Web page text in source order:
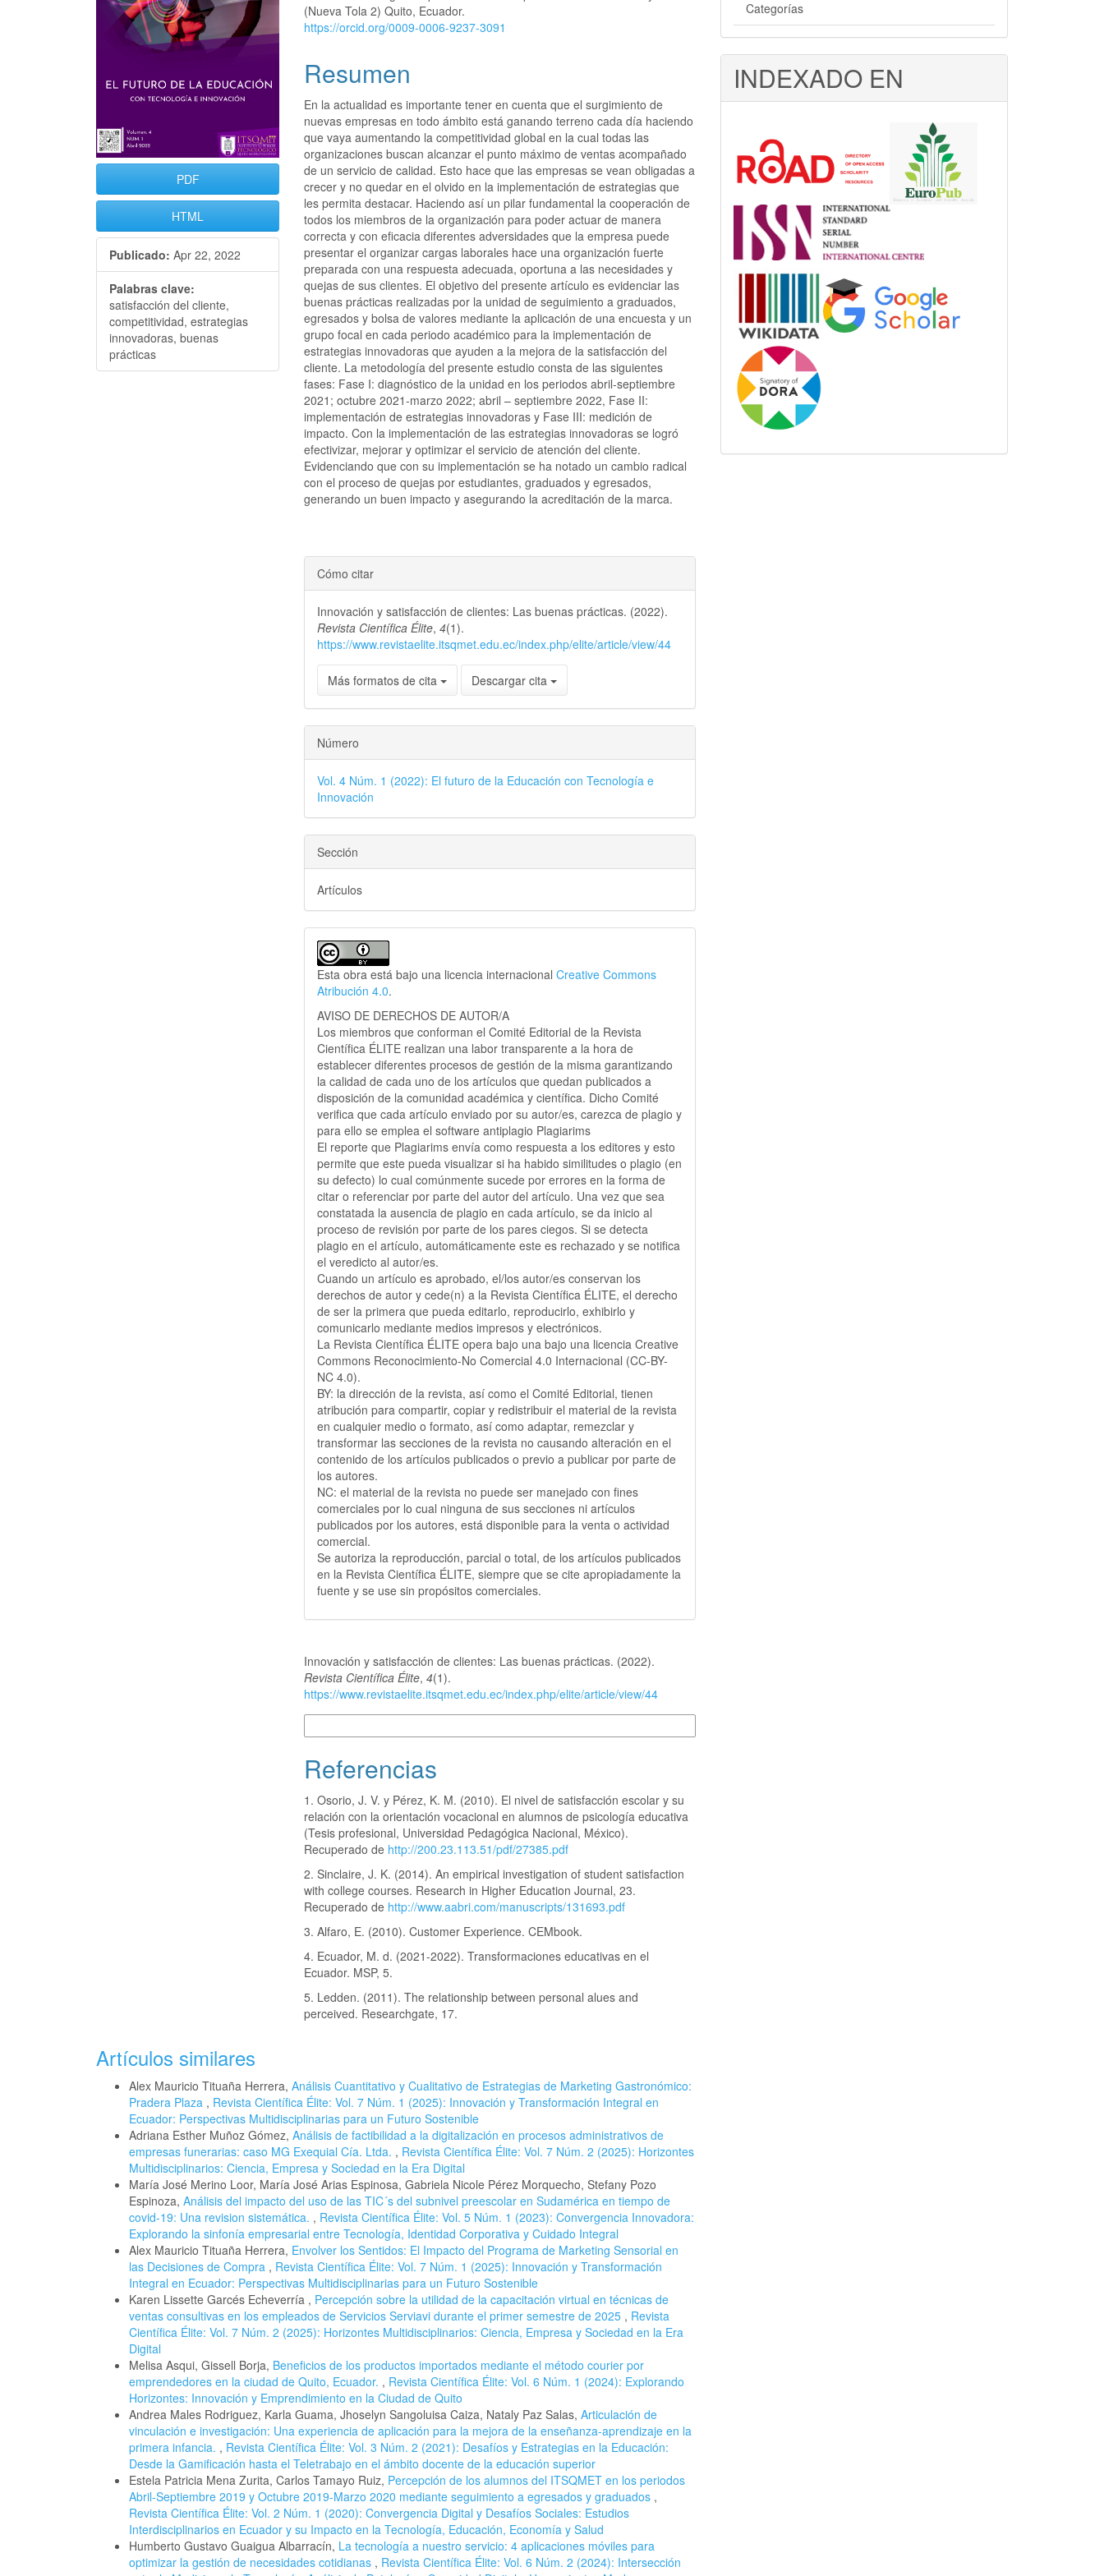
PDF
HTML
Publicado: Apr 22, 2022
Palabras clave:
satisfacción del cliente,
competitividad, estrategias
innovadoras, buenas
prácticas
(Nueva Tola 2) Quito, Ecuador.
https://orcid.org/0009-0006-9237-3091
Resumen
En la actualidad es importante tener en cuenta que el surgimiento de
nuevas empresas en todo ámbito está ganando terreno cada día haciendo
que vaya aumentando la competitividad global en la cual todas las
organizaciones buscan alcanzar el punto máximo de ventas acompañado
de un servicio de calidad. Esto hace que las empresas se vean obligadas a
crecer y no quedar en el olvido en la implementación de estrategias que
les permita destacar. Haciendo así un pilar fundamental la cooperación de
todos los miembros de la organización para poder actuar de manera
correcta y con eficacia diferentes adversidades que la empresa puede
presentar el organizar cargas laborales hace una organización fuerte
preparada con una respuesta adecuada, oportuna a las necesidades y
quejas de sus clientes. El objetivo del presente artículo es evidenciar las
buenas prácticas realizadas por la unidad de seguimiento a graduados,
egresados y bolsa de valores mediante la aplicación de una encuesta y un
grupo focal en cada periodo académico para la implementación de
estrategias innovadoras que ayuden a la mejora de la satisfacción del
cliente. La metodología del presente estudio consta de las siguientes
fases: Fase I: diagnóstico de la unidad en los periodos abril-septiembre
2021; octubre 2021-marzo 2022; abril – septiembre 2022, Fase II:
implementación de estrategias innovadoras y Fase III: medición de
impacto. Con la implementación de las estrategias innovadoras se logró
efectivizar, mejorar y optimizar el servicio de atención del cliente.
Evidenciando que con su implementación se ha notado un cambio radical
con el proceso de quejas por estudiantes, graduados y egresados,
generando un buen impacto y asegurando la acreditación de la marca.
Detalles
del
artículo
Cómo citar
Innovación y satisfacción de clientes: Las buenas prácticas. (2022).
Revista Científica Élite,4(1).
https://www.revistaelite.itsqmet.edu.ec/index.php/elite/article/view/44
Más formatos de cita Descargar cita
Número
Vol. 4 Núm. 1 (2022): El futuro de la Educación con Tecnología e
Innovación
Sección
Artículos
Esta obra está bajo una licencia internacionalCreative Commons
Atribución 4.0.
AVISO DE DERECHOS DE AUTOR/A
Los miembros que conforman el Comité Editorial de la Revista
Científica ÉLITE realizan una labor transparente a la hora de
establecer diferentes procesos de gestión de la misma garantizando
la calidad de cada uno de los artículos que quedan publicados a
disposición de la comunidad académica y científica. Dicho Comité
verifica que cada artículo enviado por su autor/es, carezca de plagio y
para ello se emplea el software antiplagio Plagiarims
El reporte que Plagiarims envía como respuesta a los editores y esto
permite que este pueda visualizar si ha habido similitudes o plagio (en
su defecto) lo cual comúnmente sucede por errores en la forma de
citar o referenciar por parte del autor del artículo. Una vez que sea
constatada la ausencia de plagio en cada artículo, se da inicio al
proceso de revisión por parte de los pares ciegos. Si se detecta
plagio en el artículo, automáticamente este es rechazado y se notifica
el veredicto al autor/es.
Cuando un artículo es aprobado, el/los autor/es conservan los
derechos de autor y cede(n) a la Revista Científica ÉLITE, el derecho
de ser la primera que pueda editarlo, reproducirlo, exhibirlo y
comunicarlo mediante medios impresos y electrónicos.
La Revista Científica ÉLITE opera bajo una bajo una licencia Creative
Commons Reconocimiento-No Comercial 4.0 Internacional (CC-BY-
NC 4.0).
BY: la dirección de la revista, así como el Comité Editorial, tienen
atribución para compartir, copiar y redistribuir el material de la revista
en cualquier medio o formato, así como adaptar, remezclar y
transformar las secciones de la revista no causando alteración en el
contenido de los artículos publicados o previo a publicar por parte de
los autores.
NC: el material de la revista no puede ser manejado con fines
comerciales por lo cual ninguna de sus secciones ni artículos
publicados por los autores, está disponible para la venta o actividad
comercial.
Se autoriza la reproducción, parcial o total, de los artículos publicados
en la Revista Científica ÉLITE, siempre que se cite apropiadamente la
fuente y se use sin propósitos comerciales.
Innovación y satisfacción de clientes: Las buenas prácticas. (2022).
Revista Científica Élite,4(1).
https://www.revistaelite.itsqmet.edu.ec/index.php/elite/article/view/44
Referencias
1. Osorio, J. V. y Pérez, K. M. (2010). El nivel de satisfacción escolar y su
relación con la orientación vocacional en alumnos de psicología educativa
(Tesis profesional, Universidad Pedagógica Nacional, México).
Recuperado de http://200.23.113.51/pdf/27385.pdf
2. Sinclaire, J. K. (2014). An empirical investigation of student satisfaction
with college courses. Research in Higher Education Journal, 23.
Recuperado de http://www.aabri.com/manuscripts/131693.pdf
3. Alfaro, E. (2010). Customer Experience. CEMbook.
4. Ecuador, M. d. (2021-2022). Transformaciones educativas en el
Ecuador. MSP, 5.
5. Ledden. (2011). The relationship between personal alues and
perceived. Researchgate, 17.
Artículos similares
Alex Mauricio Tituaña Herrera, Análisis Cuantitativo y Cualitativo de Estrategias de Marketing Gastronómico:
Pradera Plaza , Revista Científica Élite: Vol. 7 Núm. 1 (2025): Innovación y Transformación Integral en
Ecuador: Perspectivas Multidisciplinarias para un Futuro Sostenible
Adriana Esther Muñoz Gómez, Análisis de factibilidad a la digitalización en procesos administrativos de
empresas funerarias: caso MG Exequial Cía. Ltda. , Revista Científica Élite: Vol. 7 Núm. 2 (2025): Horizontes
Multidisciplinarios: Ciencia, Empresa y Sociedad en la Era Digital
María José Merino Loor, María José Arias Espinosa, Gabriela Nicole Pérez Morquecho, Stefany Pozo
Espinoza, Análisis del impacto del uso de las TIC´s del subnivel preescolar en Sudamérica en tiempo de
covid-19: Una revision sistemática. , Revista Científica Élite: Vol. 5 Núm. 1 (2023): Convergencia Innovadora:
Explorando la sinfonía empresarial entre Tecnología, Identidad Corporativa y Cuidado Integral
Alex Mauricio Tituaña Herrera, Envolver los Sentidos: El Impacto del Programa de Marketing Sensorial en
las Decisiones de Compra , Revista Científica Élite: Vol. 7 Núm. 1 (2025): Innovación y Transformación
Integral en Ecuador: Perspectivas Multidisciplinarias para un Futuro Sostenible
Karen Lissette Garcés Echeverría , Percepción sobre la utilidad de la capacitación virtual en técnicas de
ventas consultivas en los empleados de Servicios Serviavi durante el primer semestre de 2025 , Revista
Científica Élite: Vol. 7 Núm. 2 (2025): Horizontes Multidisciplinarios: Ciencia, Empresa y Sociedad en la Era
Digital
Melisa Asqui, Gissell Borja, Beneficios de los productos importados mediante el método courier por
emprendedores en la ciudad de Quito, Ecuador. , Revista Científica Élite: Vol. 6 Núm. 1 (2024): Explorando
Horizontes: Innovación y Emprendimiento en la Ciudad de Quito
Andrea Males Rodriguez, Karla Guama, Jhoselyn Sangoluisa Caiza, Nataly Paz Salas, Articulación de
vinculación e investigación: Una experiencia de aplicación para la mejora de la enseñanza-aprendizaje en la
primera infancia. , Revista Científica Élite: Vol. 3 Núm. 2 (2021): Desafíos y Estrategias en la Educación:
Desde la Gamificación hasta el Teletrabajo en el ámbito docente de la educación superior
Estela Patricia Mena Zurita, Carlos Tamayo Ruiz, Percepción de los alumnos del ITSQMET en los periodos
Abril-Septiembre 2019 y Octubre 2019-Marzo 2020 mediante seguimiento a egresados y graduados ,
Revista Científica Élite: Vol. 2 Núm. 1 (2020): Convergencia Digital y Desafíos Sociales: Estudios
Interdisciplinarios en Ecuador y su Impacto en la Tecnología, Educación, Economía y Salud
Humberto Gustavo Guaigua Albarracín, La tecnología a nuestro servicio: 4 aplicaciones móviles para
optimizar la gestión de necesidades cotidianas , Revista Científica Élite: Vol. 6 Núm. 2 (2024): Intersección
Categorías
INDEXADO EN